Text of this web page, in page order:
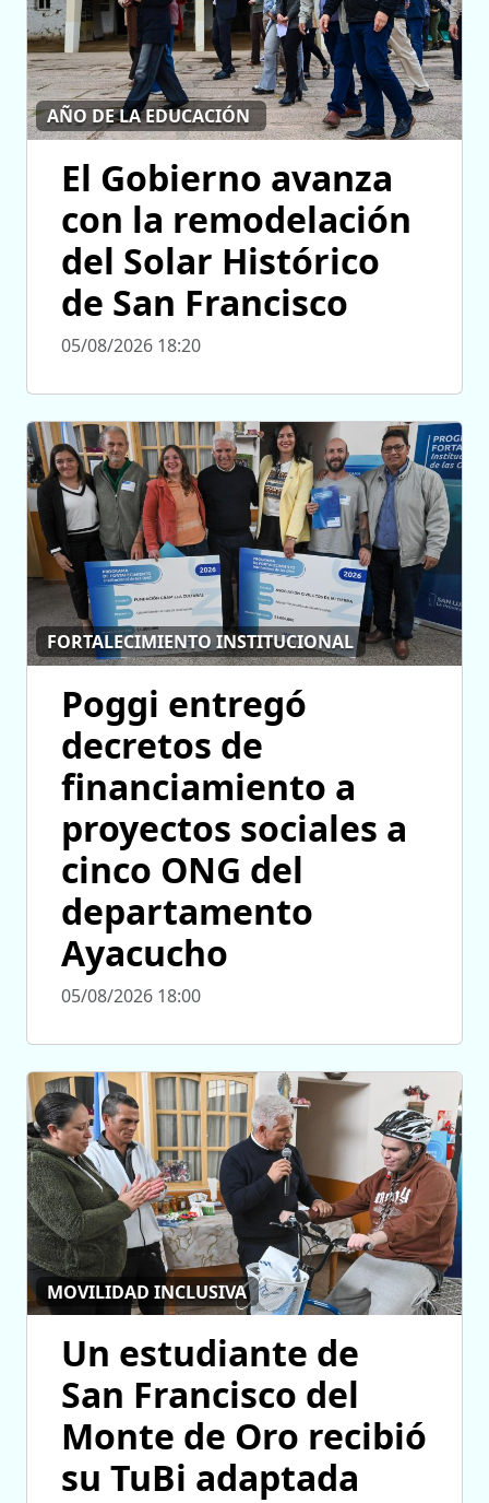
AÑO DE LA EDUCACIÓN
El Gobierno avanza
con la remodelación
del Solar Histórico
de San Francisco
05/08/2026 18:20
FORTALECIMIENTO INSTITUCIONAL
Poggi entregó
decretos de
financiamiento a
proyectos sociales a
cinco ONG del
departamento
Ayacucho
05/08/2026 18:00
MOVILIDAD INCLUSIVA
Un estudiante de
San Francisco del
Monte de Oro recibió
su TuBi adaptada